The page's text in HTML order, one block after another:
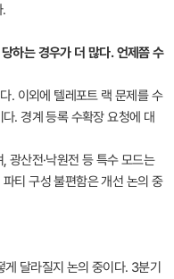
.
하는 경우가 더 많다. 언제쯤 수
. 이외에 텔레포트 랙 문제를 수
. 경계 등록 수확장 요청에 대
광산전·낙원전 등 특수 모드는
티 구성 불편함은 개선 논의 중
달라질지 논의 중이다. 3분기